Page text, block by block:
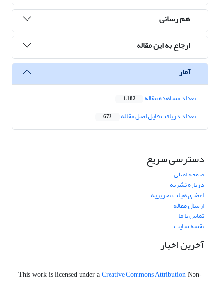
هم رسانی
ارجاع به این مقاله
آمار
تعداد مشاهده مقاله 1,182
تعداد دریافت فایل اصل مقاله 672
دسترسی سریع
صفحه اصلی
درباره نشریه
اعضای هیات تحریریه
ارسال مقاله
تماس با ما
نقشه سایت
آخرین اخبار
This work is licensed under a Creative Commons Attribution Non-